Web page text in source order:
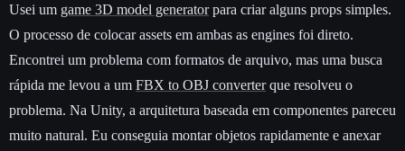
Usei um game 3D model generatorpara criar alguns props simples.
O processo de colocar assets em ambas as engines foi direto.
Encontrei um problema com formatos de arquivo, mas uma busca
rápida me levou a um FBX to OBJ converterque resolveu o
problema. Na Unity, a arquitetura baseada em componentes pareceu
muito natural. Eu conseguia montar objetos rapidamente e anexar